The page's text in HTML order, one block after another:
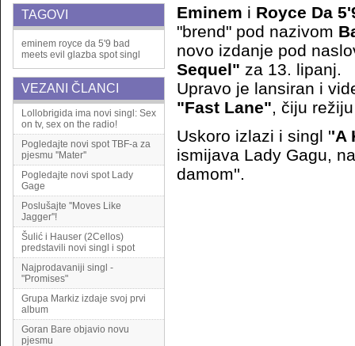
TAGOVI
eminem royce da 5'9 bad
meets evil glazba spot singl
VEZANI ČLANCI
Lollobrigida ima novi singl: Sex
on tv, sex on the radio!
Pogledajte novi spot TBF-a za
pjesmu ''Mater''
Pogledajte novi spot Lady
Gage
Poslušajte ''Moves Like
Jagger''!
Šulić i Hauser (2Cellos)
predstavili novi singl i spot
Najprodavaniji singl -
"Promises"
Grupa Markiz izdaje svoj prvi
album
Goran Bare objavio novu
pjesmu
Eminem i Royce Da
"brend" pod nazivom
novo izdanje pod
Sequel" za 13. lipanj.
Upravo je lansiran i
"Fast Lane", čiju
Uskoro izlazi i singl ''A
ismijava Lady Gagu,
damom''.